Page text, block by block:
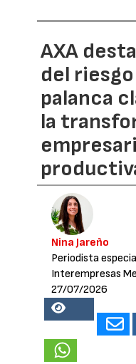
AXA
del
palanca
la
Nina Jareño
Periodista
Interempresas
27/07/2026
15850